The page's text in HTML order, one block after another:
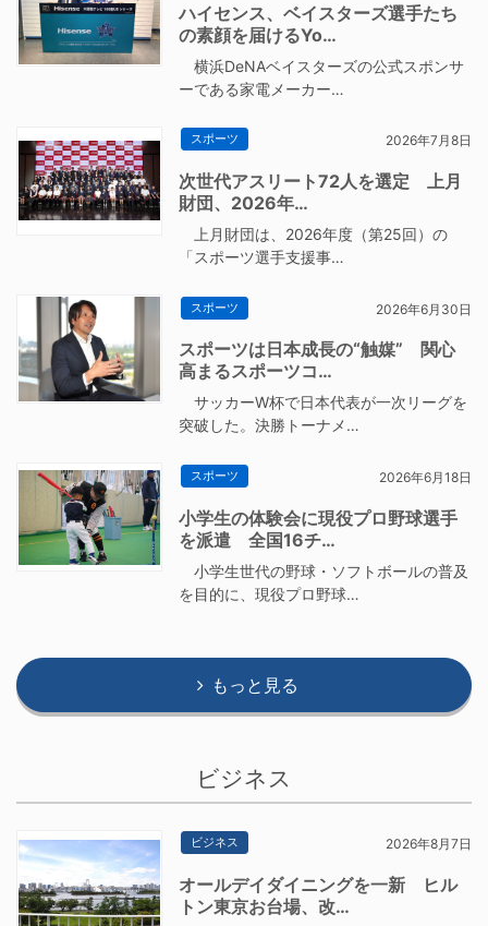
ハイセンス、ベイスターズ選手たち
の素顔を届けるYo…
横浜DeNAベイスターズの公式スポンサ
ーである家電メーカー…
スポーツ 2026年7月8日
次世代アスリート72人を選定 上月
財団、2026年…
上月財団は、2026年度（第25回）の
「スポーツ選手支援事…
スポーツ 2026年6月30日
スポーツは日本成長の“触媒” 関心
高まるスポーツコ…
サッカーW杯で日本代表が一次リーグを
突破した。決勝トーナメ…
スポーツ 2026年6月18日
小学生の体験会に現役プロ野球選手
を派遣 全国16チ…
小学生世代の野球・ソフトボールの普及
を目的に、現役プロ野球…
もっと見る
ビジネス
ビジネス 2026年8月7日
オールデイダイニングを一新 ヒル
トン東京お台場、改…